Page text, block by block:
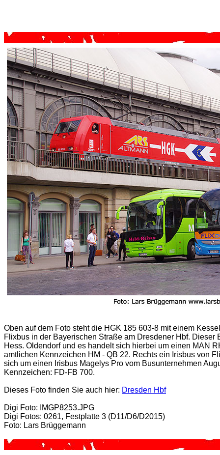
Oben auf dem Foto steht die HGK 185 603-8 mit einem
Flixbus in der Bayerischen Straße am Dresdener Hbf.
Hess. Oldendorf und es handelt sich hierbei um einen MAN
amtlichen Kennzeichen HM - QB 22. Rechts ein Irisbus von
sich um einen Irisbus Magelys Pro vom Busunternehmen
Kennzeichen: FD-FB 700.
Dieses Foto finden Sie auch hier: Dresden Hbf
Digi Foto: IMGP8253.JPG
Digi Fotos: 0261, Festplatte 3 (D11/D6/D2015)
Foto: Lars Brüggemann